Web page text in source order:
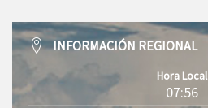
INFORMACIÓN REGIONAL
Hora Local
07:56